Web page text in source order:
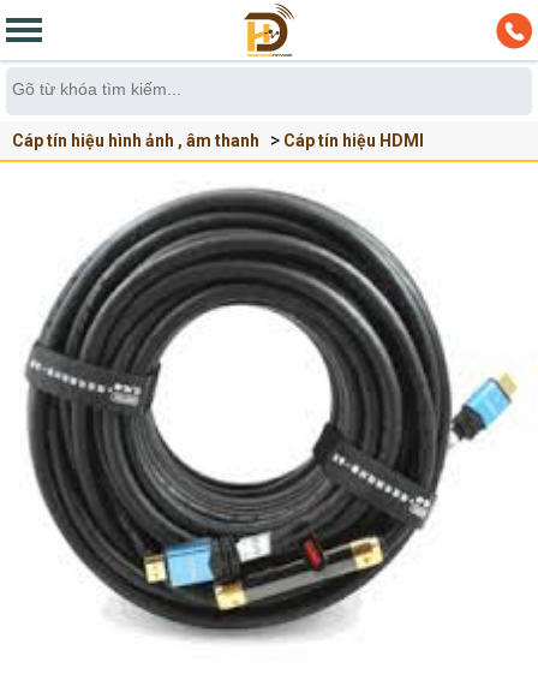
Cáp tín hiệu hình ảnh , âm thanh Cáp tín hiệu HDMI